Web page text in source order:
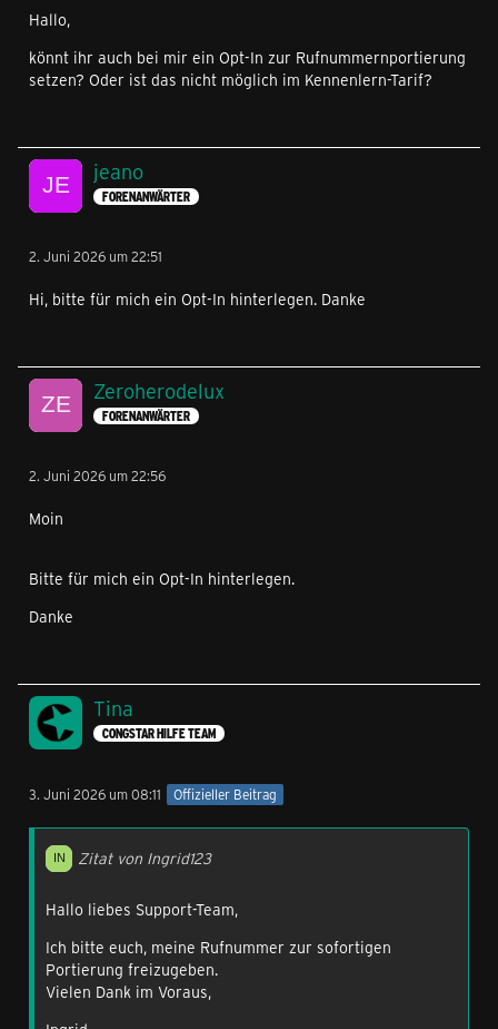
Hallo,
könnt ihr auch bei mir ein Opt-In zur Rufnummernportierung
setzen? Oder ist das nicht möglich im Kennenlern-Tarif?
jeano
FORENANWÄRTER
2. Juni 2026 um 22:51
Hi, bitte für mich ein Opt-In hinterlegen. Danke
Zeroherodelux
FORENANWÄRTER
2. Juni 2026 um 22:56
Moin
Bitte für mich ein Opt-In hinterlegen.
Danke
Tina
CONGSTAR HILFE TEAM
3. Juni 2026 um 08:11 Offizieller Beitrag
Zitat von Ingrid123
Hallo liebes Support-Team,
Ich bitte euch, meine Rufnummer zur sofortigen
Portierung freizugeben.
Vielen Dank im Voraus,